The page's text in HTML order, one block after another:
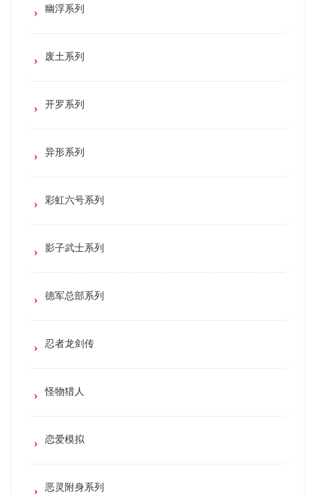
幽浮系列
废土系列
开罗系列
异形系列
彩虹六号系列
影子武士系列
德军总部系列
忍者龙剑传
怪物猎人
恋爱模拟
恶灵附身系列